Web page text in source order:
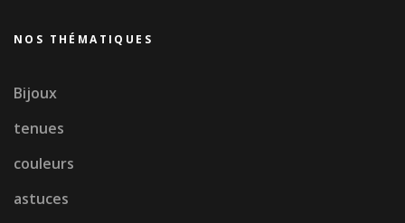
NOS THÉMATIQUES
Bijoux
tenues
couleurs
astuces